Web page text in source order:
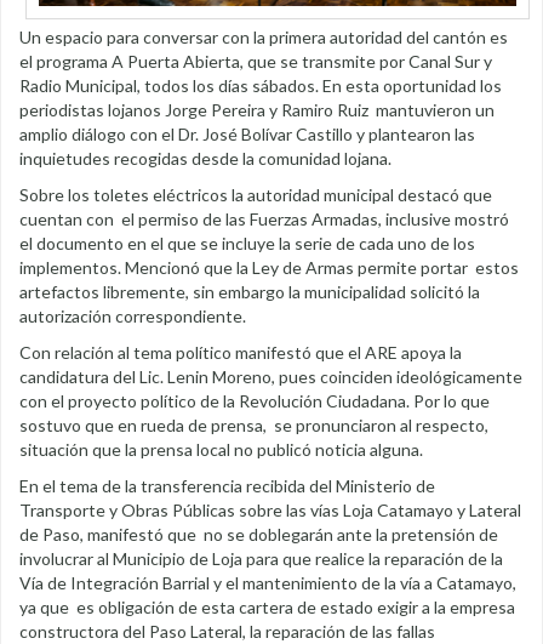
Un espacio para conversar con la primera autoridad del cantón es
el programa A Puerta Abierta, que se transmite por Canal Sur y
Radio Municipal, todos los días sábados. En esta oportunidad los
periodistas lojanos Jorge Pereira y Ramiro Ruiz mantuvieron un
amplio diálogo con el Dr. José Bolívar Castillo y plantearon las
inquietudes recogidas desde la comunidad lojana.
Sobre los toletes eléctricos la autoridad municipal destacó que
cuentan con el permiso de las Fuerzas Armadas, inclusive mostró
el documento en el que se incluye la serie de cada uno de los
implementos. Mencionó que la Ley de Armas permite portar estos
artefactos libremente, sin embargo la municipalidad solicitó la
autorización correspondiente.
Con relación al tema político manifestó que el ARE apoya la
candidatura del Lic. Lenin Moreno, pues coinciden ideológicamente
con el proyecto político de la Revolución Ciudadana. Por lo que
sostuvo que en rueda de prensa, se pronunciaron al respecto,
situación que la prensa local no publicó noticia alguna.
En el tema de la transferencia recibida del Ministerio de
Transporte y Obras Públicas sobre las vías Loja Catamayo y Lateral
de Paso, manifestó que no se doblegarán ante la pretensión de
involucrar al Municipio de Loja para que realice la reparación de la
Vía de Integración Barrial y el mantenimiento de la vía a Catamayo,
ya que es obligación de esta cartera de estado exigir a la empresa
constructora del Paso Lateral, la reparación de las fallas